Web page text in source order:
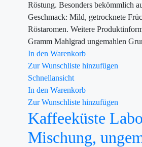
Röstung. Besonders bekömmlich
Geschmack: Mild, getrocknete
Röstaromen. Weitere
Gramm Mahlgrad ungemahlen
In den Warenkorb
Zur Wunschliste hinzufügen
Schnellansicht
In den Warenkorb
Zur Wunschliste hinzufügen
Kaffeeküste
Mischung,